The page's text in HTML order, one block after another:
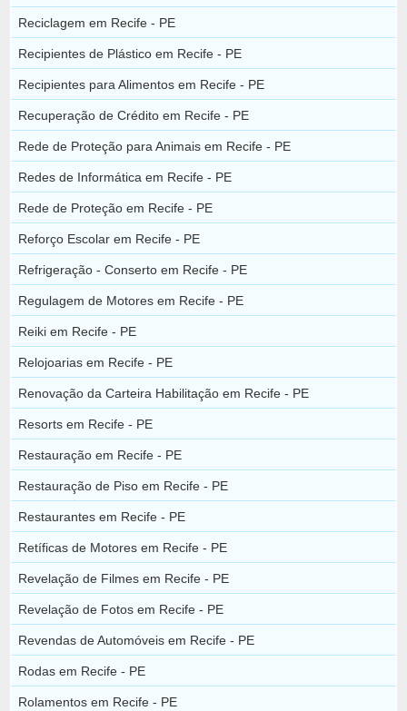
Reciclagem em Recife - PE
Recipientes de Plástico em Recife - PE
Recipientes para Alimentos em Recife - PE
Recuperação de Crédito em Recife - PE
Rede de Proteção para Animais em Recife - PE
Redes de Informática em Recife - PE
Rede de Proteção em Recife - PE
Reforço Escolar em Recife - PE
Refrigeração - Conserto em Recife - PE
Regulagem de Motores em Recife - PE
Reiki em Recife - PE
Relojoarias em Recife - PE
Renovação da Carteira Habilitação em Recife - PE
Resorts em Recife - PE
Restauração em Recife - PE
Restauração de Piso em Recife - PE
Restaurantes em Recife - PE
Retíficas de Motores em Recife - PE
Revelação de Filmes em Recife - PE
Revelação de Fotos em Recife - PE
Revendas de Automóveis em Recife - PE
Rodas em Recife - PE
Rolamentos em Recife - PE